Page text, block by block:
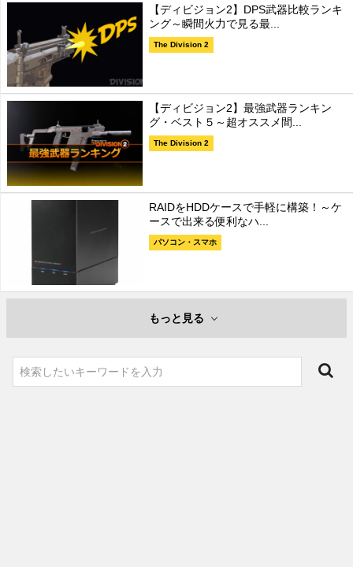
【ディビジョン2】DPS武器比較ランキ
ング～瞬間火力で見る最...
The Division 2
【ディビジョン2】最強武器ランキン
グ・ベスト５～超オススメ間...
The Division 2
RAIDをHDDケースで手軽に構築！～ケ
ースで出来る便利なハ...
パソコン・スマホ
もっと見る